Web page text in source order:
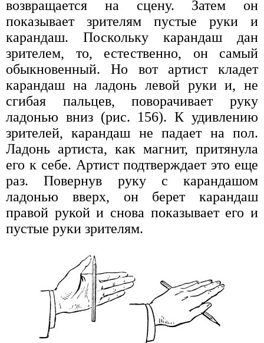
возвращается на сцену. Затем он
показывает зрителям пустые руки и
карандаш. Поскольку карандаш дан
зрителем, то, естественно, он самый
обыкновенный. Но вот артист кладет
карандаш на ладонь левой руки и, не
сгибая пальцев, поворачивает руку
ладонью вниз (рис. 156). К удивлению
зрителей, карандаш не падает на пол.
Ладонь артиста, как магнит, притянула
его к себе. Артист подтверждает это еще
раз. Повернув руку с карандашом
ладонью вверх, он берет карандаш
правой рукой и снова показывает его и
пустые руки зрителям.